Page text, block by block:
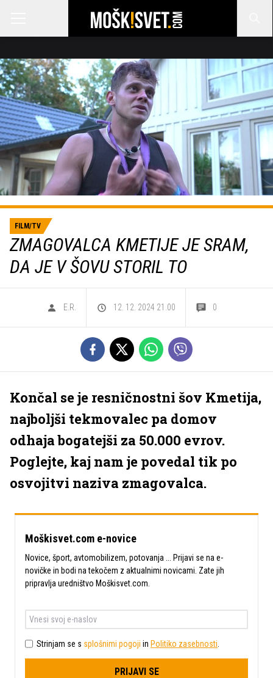
FILM/TV
ZMAGOVALCA KMETIJE JE SRAM,
DA JE V ŠOVU STORIL TO
E.R. 12. 12. 2024 21.00 0
Končal se je resničnostni šov Kmetija,
najboljši tekmovalec pa domov
odhaja bogatejši za 50.000 evrov.
Poglejte, kaj nam je povedal tik po
osvojitvi naziva zmagovalca.
Moškisvet.com e-novice
Novice, šport, avtomobilizem, potovanja ... Prijavi se na e-
novičke in bodi na tekočem z aktualnimi novicami. Zate jih
pripravlja uredništvo Moškisvet.com.
Strinjam se s splošnimi pogoji in Politiko zasebnosti
PRIJAVI SE